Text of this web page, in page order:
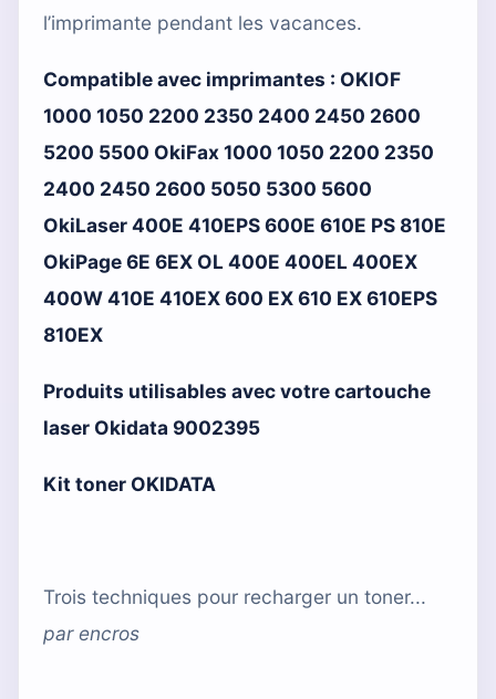
l’imprimante pendant les vacances.
Compatible avec imprimantes : OKIOF
1000 1050 2200 2350 2400 2450 2600
5200 5500 OkiFax 1000 1050 2200 2350
2400 2450 2600 5050 5300 5600
OkiLaser 400E 410EPS 600E 610E PS 810E
OkiPage 6E 6EX OL 400E 400EL 400EX
400W 410E 410EX 600 EX 610 EX 610EPS
810EX
Produits utilisables avec votre cartouche
laser Okidata 9002395
Kit toner OKIDATA
Trois techniques pour recharger un toner...
parencros